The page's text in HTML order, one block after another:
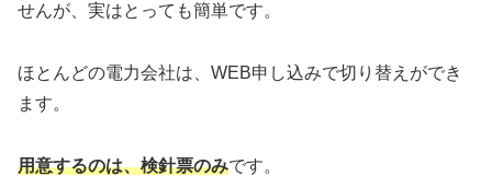
せんが、実はとっても簡単です。
ほとんどの電力会社は、WEB申し込みで切り替えができ
ます。
用意するのは、検針票のみです。